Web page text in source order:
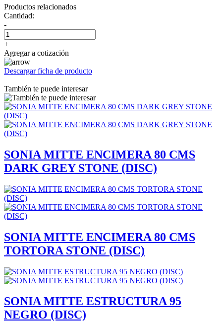
Productos relacionados
Cantidad:
-
+
Agregar a cotización
Descargar ficha de producto
También te puede interesar
SONIA MITTE ENCIMERA 80 CMS
DARK GREY STONE (DISC)
SONIA MITTE ENCIMERA 80 CMS
TORTORA STONE (DISC)
SONIA MITTE ESTRUCTURA 95
NEGRO (DISC)